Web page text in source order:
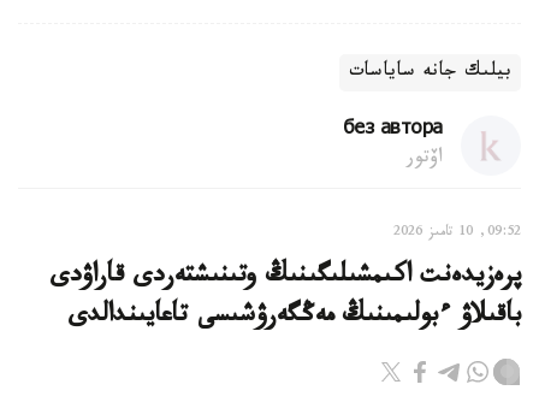
بيلىك جانە ساياسات
без автора
اۆتور
09:52, 10 تامىز 2026
پرەزيدەنت اكىمشىلىگىنىڭ وتىنىشتەردى قاراۋدى
باقىلاۋ ءبولىمىنىڭ مەڭگەرۋشىسى تاعايىندالدى